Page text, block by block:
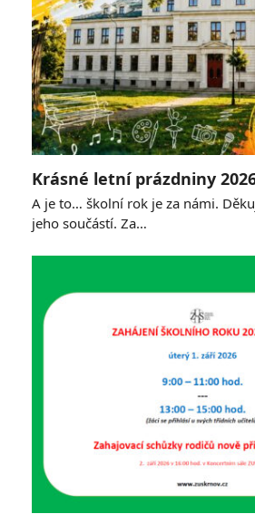
Krásné letní prázdniny
A je to… školní rok je za námi.
jeho součástí. Za…